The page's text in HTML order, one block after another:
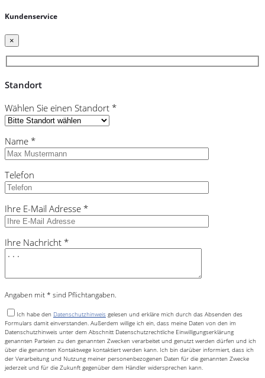
Kundenservice
×
Standort
Wählen Sie einen Standort *
Name *
Telefon
Ihre E-Mail Adresse *
Ihre Nachricht *
Angaben mit * sind Pflichtangaben.
Ich habe den Datenschutzhinweis gelesen und erkläre mich durch das Absenden des
Formulars damit einverstanden. Außerdem willige ich ein, dass meine Daten von den im
Datenschutzhinweis unter dem Abschnitt Datenschutzrechtliche Einwilligungserklärung
genannten Parteien zu den genannten Zwecken verarbeitet und genutzt werden dürfen und ich
über die genannten Kontaktwege kontaktiert werden kann. Ich bin darüber informiert, dass ich
der Verarbeitung und Nutzung meiner personenbezogenen Daten für die genannten Zwecke
jederzeit und für die Zukunft gegenüber dem Händler widersprechen kann.